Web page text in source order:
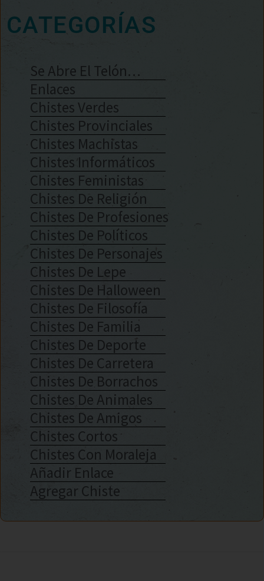
CATEGORÍAS
Se Abre El Telón…
Enlaces
Chistes Verdes
Chistes Provinciales
Chistes Machistas
Chistes Informáticos
Chistes Feministas
Chistes De Religión
Chistes De Profesiones
Chistes De Políticos
Chistes De Personajes
Chistes De Lepe
Chistes De Halloween
Chistes De Filosofía
Chistes De Familia
Chistes De Deporte
Chistes De Carretera
Chistes De Borrachos
Chistes De Animales
Chistes De Amigos
Chistes Cortos
Chistes Con Moraleja
Añadir Enlace
Agregar Chiste